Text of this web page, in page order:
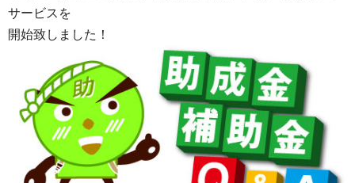
サービスを
開始致しました！